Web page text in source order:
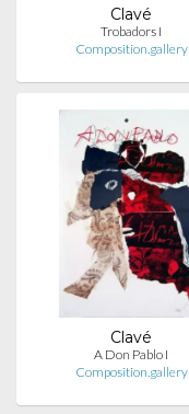
Clavé
Trobadors I
Composition.gallery
Clavé
A Don Pablo I
Composition.gallery